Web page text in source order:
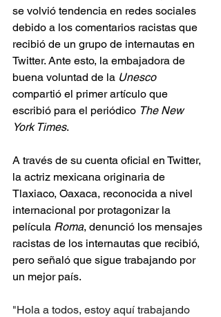
se volvió tendencia en redes sociales
debido a los comentarios racistas que
recibió de un grupo de internautas en
Twitter. Ante esto, la embajadora de
buena voluntad de la Unesco
compartió el primer artículo que
escribió para el periódico The New
York Times.
A través de su cuenta oficial en Twitter,
la actriz mexicana originaria de
Tlaxiaco, Oaxaca, reconocida a nivel
internacional por protagonizar la
película Roma, denunció los mensajes
racistas de los internautas que recibió,
pero señaló que sigue trabajando por
un mejor país.
"Hola a todos, estoy aquí trabajando